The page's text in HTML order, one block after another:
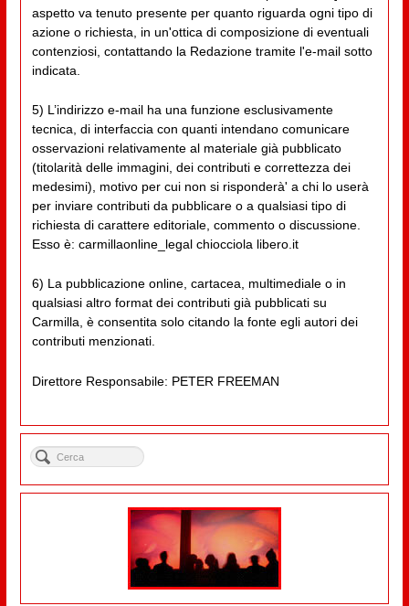
aspetto va tenuto presente per quanto riguarda ogni tipo di
azione o richiesta, in un'ottica di composizione di eventuali
contenziosi, contattando la Redazione tramite l'e-mail sotto
indicata.
5) L’indirizzo e-mail ha una funzione esclusivamente
tecnica, di interfaccia con quanti intendano comunicare
osservazioni relativamente al materiale già pubblicato
(titolarità delle immagini, dei contributi e correttezza dei
medesimi), motivo per cui non si risponderà' a chi lo userà
per inviare contributi da pubblicare o a qualsiasi tipo di
richiesta di carattere editoriale, commento o discussione.
Esso è: carmillaonline_legal chiocciola libero.it
6) La pubblicazione online, cartacea, multimediale o in
qualsiasi altro format dei contributi già pubblicati su
Carmilla, è consentita solo citando la fonte egli autori dei
contributi menzionati.
Direttore Responsabile: PETER FREEMAN